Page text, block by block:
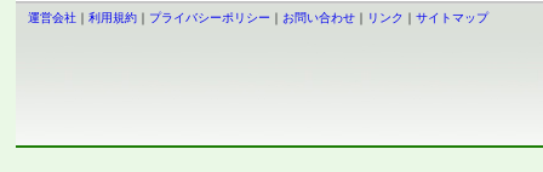
運営会社｜ 利用規約｜ プライバシーポリシー ｜ お問い合わせ｜ リンク ｜ サイトマップ